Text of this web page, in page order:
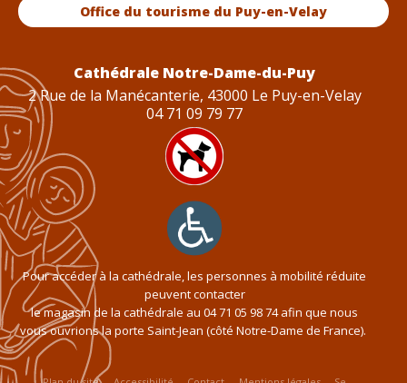
Office du tourisme du Puy-en-Velay
Cathédrale Notre-Dame-du-Puy
2 Rue de la Manécanterie, 43000 Le Puy-en-Velay
04 71 09 79 77
Pour accéder à la cathédrale, les personnes à mobilité réduite
peuvent contacter
le magasin de la cathédrale au 04 71 05 98 74afin que nous
vous ouvrions la porte Saint-Jean (côté Notre-Dame de France).